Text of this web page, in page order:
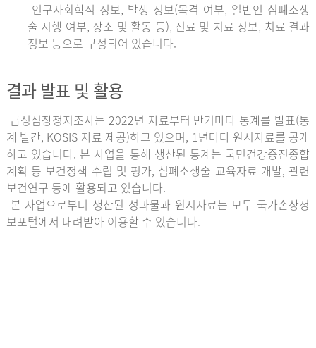
인구사회학적 정보, 발생 정보(목격 여부, 일반인 심폐소생
술 시행 여부, 장소 및 활동 등), 진료 및 치료 정보, 치료 결과
정보 등으로 구성되어 있습니다.
결과 발표 및 활용
급성심장정지조사는 2022년 자료부터 반기마다 통계를 발표(통
계 발간, KOSIS 자료 제공)하고 있으며, 1년마다 원시자료를 공개
하고 있습니다. 본 사업을 통해 생산된 통계는 국민건강증진종합
계획 등 보건정책 수립 및 평가, 심폐소생술 교육자료 개발, 관련
보건연구 등에 활용되고 있습니다.
본 사업으로부터 생산된 성과물과 원시자료는 모두 국가손상정
보포털에서 내려받아 이용할 수 있습니다.